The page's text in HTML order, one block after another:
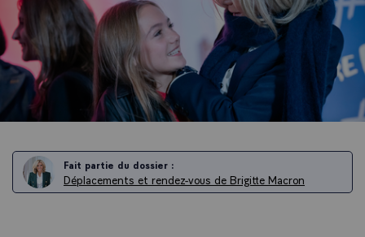
Fait partie du dossier :
Déplacements et rendez-vous de Brigitte Macron